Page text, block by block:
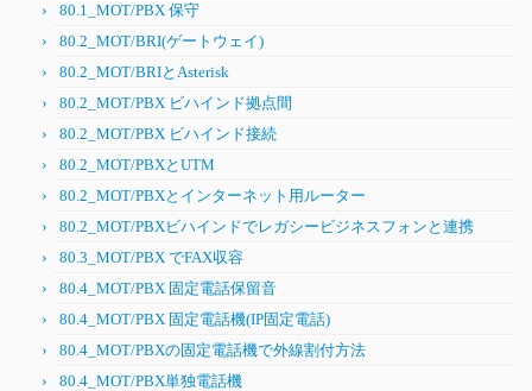
80.1_MOT/PBX 保守
80.2_MOT/BRI(ゲートウェイ)
80.2_MOT/BRIとAsterisk
80.2_MOT/PBX ビハインド拠点間
80.2_MOT/PBX ビハインド接続
80.2_MOT/PBXとUTM
80.2_MOT/PBXとインターネット用ルーター
80.2_MOT/PBXビハインドでレガシービジネスフォンと連携
80.3_MOT/PBX でFAX収容
80.4_MOT/PBX 固定電話保留音
80.4_MOT/PBX 固定電話機(IP固定電話)
80.4_MOT/PBXの固定電話機で外線割付方法
80.4_MOT/PBX単独電話機